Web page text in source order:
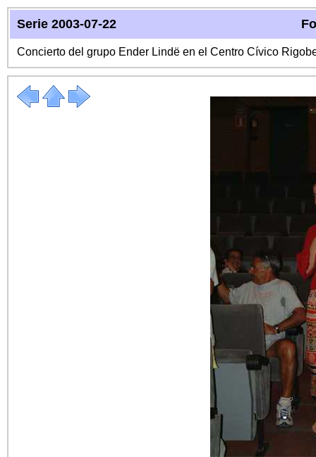
Serie 2003-07-22
Concierto del grupo Ender Lindë en el Centro Cívico